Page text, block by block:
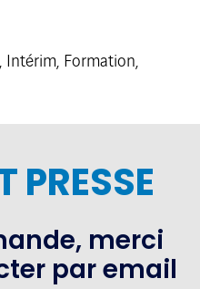
Intérim, Formation,
PRESSE
merci
par email